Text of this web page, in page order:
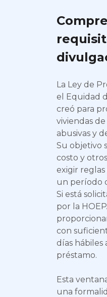
La Ley de
el Equidad
creó para
viviendas
abusivas y
Su objetivo
costo y
exigir
un período
Si está
por la
con
días hábiles
préstamo.
Esta
una